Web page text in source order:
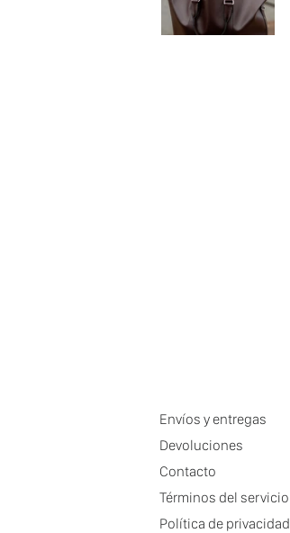
Envíos y entregas
Devoluciones
Contacto
Términos del servicio
Política de privacidad